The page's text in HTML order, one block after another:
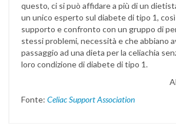
questo, ci si può affidare a più di un
un unico esperto sul diabete di tipo 1,
supporto e confronto con un gruppo di
stessi problemi, necessità e che abbiano
passaggio ad una dieta per la celiachia
loro condizione di diabete di tipo 1.
Fonte: Celiac Support Association